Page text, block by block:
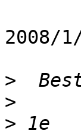
2008/
>
>
>